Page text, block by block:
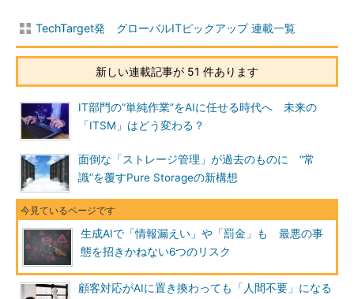
TechTarget発 グローバルITピックアップ 連載一覧
新しい連載記事が 51 件あります
IT部門の“単純作業”をAIに任せる時代へ 未来の
「ITSM」はどう変わる？
面倒な「ストレージ管理」が過去のものに “常
識”を覆すPure Storageの新構想
生成AIで「情報漏えい」や「罰金」も 最悪の事
態を招きかねない6つのリスク
顧客対応がAIに置き換わっても「人間不要」になる